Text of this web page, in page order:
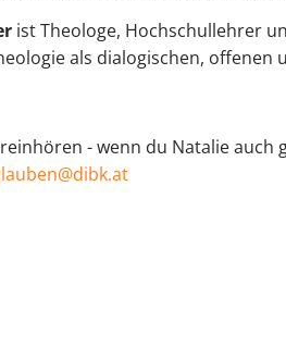
ist Theologe, Hochschullehrer
als dialogischen, offenen
- wenn du Natalie